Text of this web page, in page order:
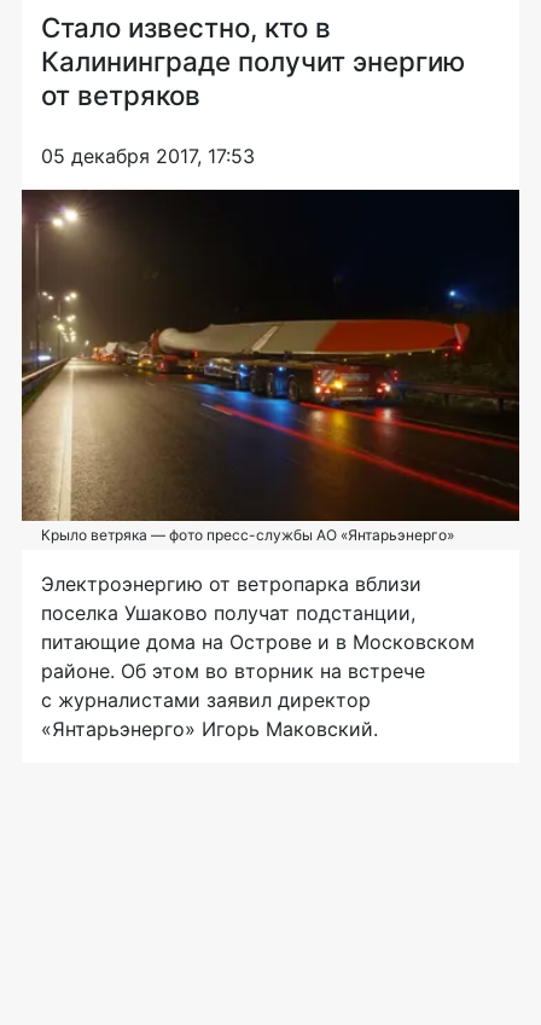
Стало известно, кто в
Калининграде получит энергию
от ветряков
05 декабря 2017, 17:53
Крыло ветряка — фото пресс-службы АО «Янтарьэнерго»
Электроэнергию от ветропарка вблизи
поселка Ушаково получат подстанции,
питающие дома на Острове и в Московском
районе. Об этом во вторник на встрече
с журналистами заявил директор
«Янтарьэнерго» Игорь Маковский.